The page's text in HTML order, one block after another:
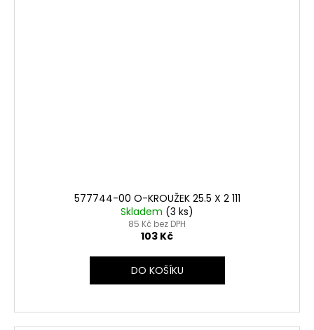
577744-00 O-KROUŽEK 25.5 X 2 111
Skladem (3 ks)
85 Kč bez DPH
103 Kč
DO KOŠÍKU